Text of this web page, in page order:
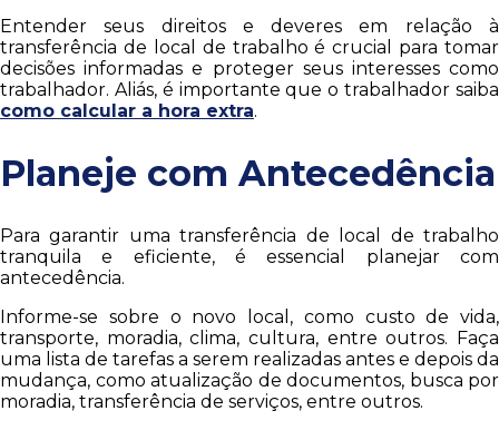
Entender seus direitos e deveres em relação à
transferência de local de trabalho é crucial para tomar
decisões informadas e proteger seus interesses como
trabalhador. Aliás, é importante que o trabalhador saiba
como calcular a hora extra.
Planeje com Antecedência
Para garantir uma transferência de local de trabalho
tranquila e eficiente, é essencial planejar com
antecedência.
Informe-se sobre o novo local, como custo de vida,
transporte, moradia, clima, cultura, entre outros. Faça
uma lista de tarefas a serem realizadas antes e depois da
mudança, como atualização de documentos, busca por
moradia, transferência de serviços, entre outros.